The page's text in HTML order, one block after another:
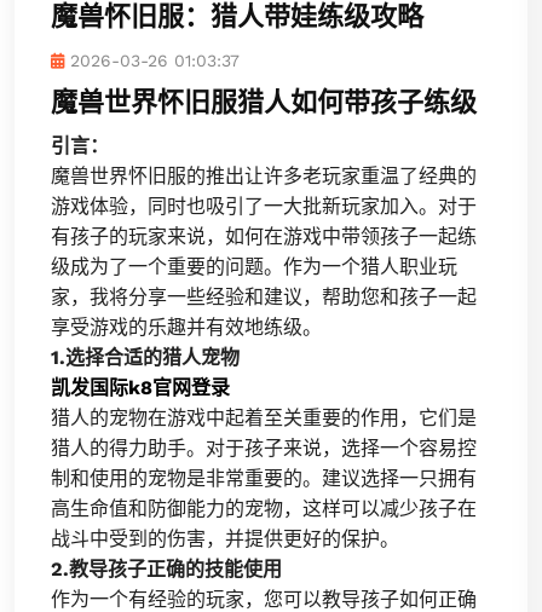
魔兽怀旧服：猎人带娃练级攻略
2026-03-26 01:03:37
魔兽世界怀旧服猎人如何带孩子练级
引言：
魔兽世界怀旧服的推出让许多老玩家重温了经典的
游戏体验，同时也吸引了一大批新玩家加入。对于
有孩子的玩家来说，如何在游戏中带领孩子一起练
级成为了一个重要的问题。作为一个猎人职业玩
家，我将分享一些经验和建议，帮助您和孩子一起
享受游戏的乐趣并有效地练级。
1.选择合适的猎人宠物
凯发国际k8官网登录
猎人的宠物在游戏中起着至关重要的作用，它们是
猎人的得力助手。对于孩子来说，选择一个容易控
制和使用的宠物是非常重要的。建议选择一只拥有
高生命值和防御能力的宠物，这样可以减少孩子在
战斗中受到的伤害，并提供更好的保护。
2.教导孩子正确的技能使用
作为一个有经验的玩家，您可以教导孩子如何正确